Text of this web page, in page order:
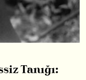
Tanığı: